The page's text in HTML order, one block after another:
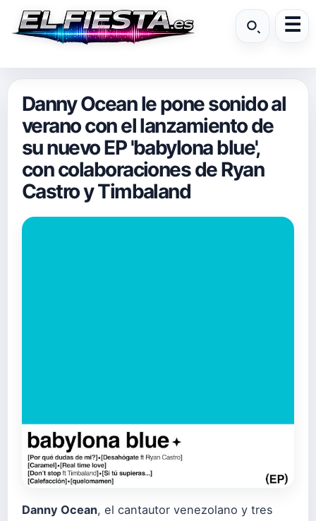
Danny Ocean le pone sonido al
verano con el lanzamiento de
su nuevo EP 'babylona blue',
con colaboraciones de Ryan
Castro y Timbaland
Danny Ocean, el cantautor venezolano y tres